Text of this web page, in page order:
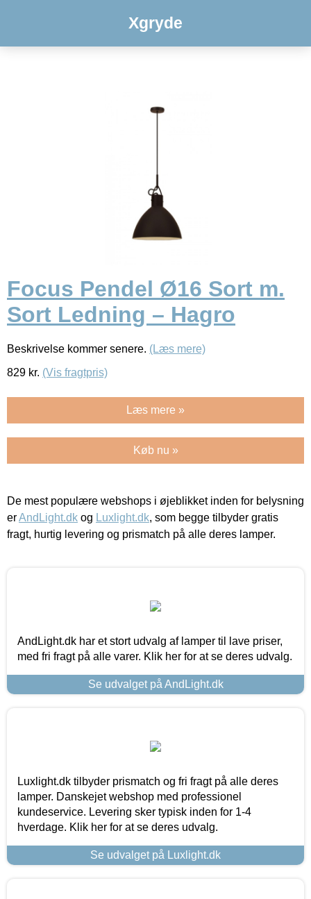
Xgryde
Focus Pendel Ø16 Sort m.
Sort Ledning – Hagro
Beskrivelse kommer senere. (Læs mere)
829 kr. (Vis fragtpris)
Læs mere »
Køb nu »
De mest populære webshops i øjeblikket inden for belysning
erAndLight.dk og Luxlight.dk, som begge tilbyder gratis
fragt, hurtig levering og prismatch på alle deres lamper.
AndLight.dk har et stort udvalg af lamper til lave priser,
med fri fragt på alle varer. Klik her for at se deres udvalg.
Se udvalget på AndLight.dk
Luxlight.dk tilbyder prismatch og fri fragt på alle deres
lamper. Danskejet webshop med professionel
kundeservice. Levering sker typisk inden for 1-4
hverdage. Klik her for at se deres udvalg.
Se udvalget på Luxlight.dk